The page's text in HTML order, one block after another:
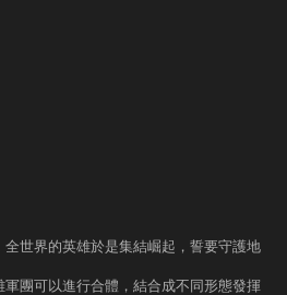
世界的英雄於是集結崛起，誓要守護地
團可以進行合體，結合成不同形態發揮